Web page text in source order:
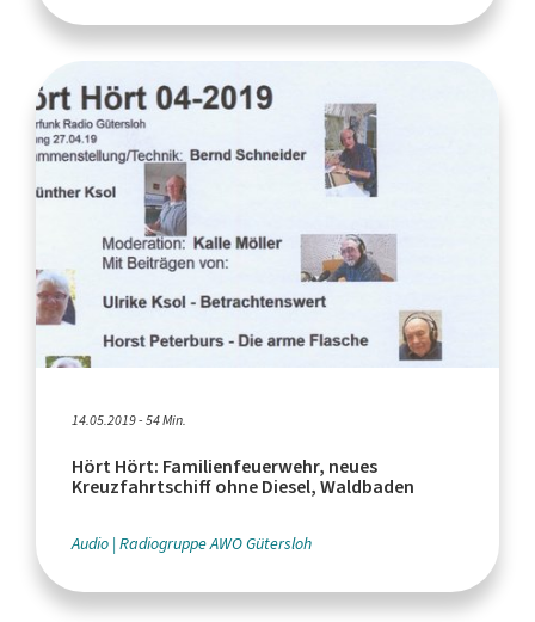
14.05.2019 - 54 Min.
Hört Hört: Familienfeuerwehr, neues
Kreuzfahrtschiff ohne Diesel, Waldbaden
Audio Radiogruppe AWO Gütersloh